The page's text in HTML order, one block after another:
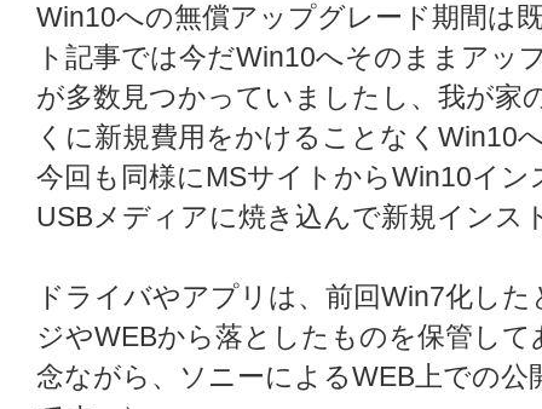
Win10への無償アップグレード期間は
ト記事では今だWin10へそのままアッ
が多数見つかっていましたし、我が家
くに新規費用をかけることなくWin10
今回も同様にMSサイトからWin10イ
USBメディアに焼き込んで新規インス
ドライバやアプリは、前回Win7化し
ジやWEBから落としたものを保管し
念ながら、ソニーによるWEB上での